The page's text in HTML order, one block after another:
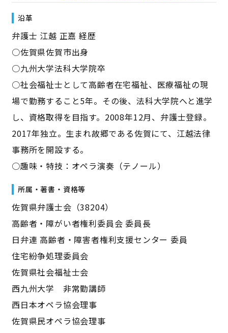
沿革
弁護士 江越 正嘉 経歴
○佐賀県佐賀市出身
○九州大学法科大学院卒
○社会福祉士として高齢者在宅福祉、医療福祉の現
場で勤務すること5年。その後、法科大学院へと進学
し、資格取得を目指す。2008年12月、弁護士登録。
2017年独立。生まれ故郷である佐賀にて、江越法律
事務所を開設する。
○趣味・特技：オペラ演奏（テノール）
所属・著書・資格等
佐賀県弁護士会（38204）
高齢者・障がい者権利委員会 委員長
日弁連 高齢者・障害者権利支援センター 委員
住宅紛争処理委員会
佐賀県社会福祉士会
西九州大学 非常勤講師
西日本オペラ協会理事
佐賀県民オペラ協会理事